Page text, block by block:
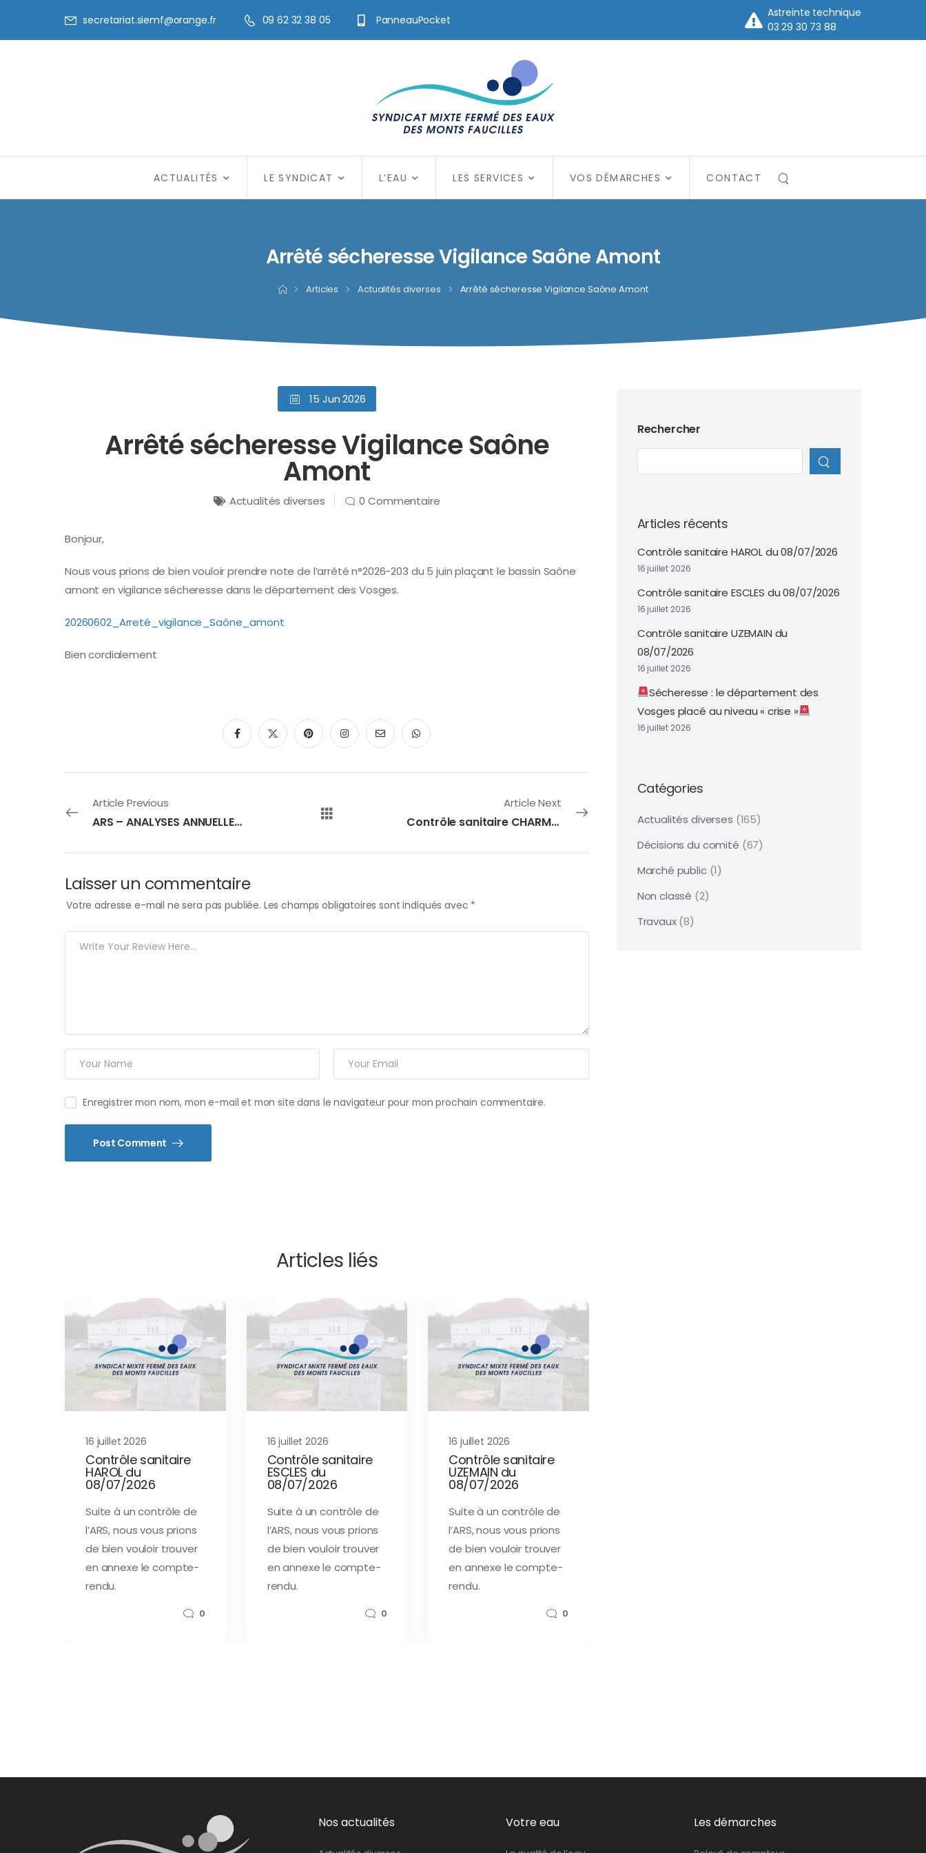
secretariat.siemf@orange.fr 09 62 32 38 05 PanneauPocket
Astreinte technique
03 29 30 73 88
ACTUALITÉS LE SYNDICAT L’EAU LES SERVICES VOS DÉMARCHES CONTACT
Arrêté sécheresse Vigilance Saône Amont
> Articles > Actualités diverses > Arrêté sécheresse Vigilance Saône Amont
Rechercher
Articles récents
Contrôle sanitaire HAROL du 08/07/2026
16 juillet 2026
Contrôle sanitaire ESCLES du 08/07/2026
16 juillet 2026
Contrôle sanitaire UZEMAIN du
08/07/2026
16 juillet 2026
Sécheresse : le département des
Vosges placé au niveau « crise »
16 juillet 2026
Catégories
Actualités diverses (165)
Décisions du comité (67)
Marché public(1)
Non classé (2)
Travaux(8)
15 Jun 2026
Arrêté sécheresse Vigilance Saône
Amont
Actualités diverses 0 Commentaire
Bonjour,
Nous vous prions de bien vouloir prendre note de l’arrêté n°2026-203 du 5 juin plaçant le bassin Saône
amont en vigilance sécheresse dans le département des Vosges.
20260602_Arreté_vigilance_Saône_amont
Bien cordialement
Article Previous
ARS – ANALYSES ANNUELLES SECTEUR HAROL
Article Next
Contrôle sanitaire CHARMOIS L’ORGUEILLEUX du 28/05/2026
Laisser un commentaire
Votre adresse e-mail ne sera pas publiée. Les champs obligatoires sont indiqués avec *
Enregistrer mon nom, mon e-mail et mon site dans le navigateur pour mon prochain commentaire.
Post Comment
Articles liés
16 juillet 2026
Contrôle sanitaire
HAROL du
08/07/2026
Suite à un contrôle de
l’ARS, nous vous prions
de bien vouloir trouver
en annexe le compte-
rendu.
0
16 juillet 2026
Contrôle sanitaire
ESCLES du
08/07/2026
Suite à un contrôle de
l’ARS, nous vous prions
de bien vouloir trouver
en annexe le compte-
rendu.
0
16 juillet 2026
Contrôle sanitaire
UZEMAIN du
08/07/2026
Suite à un contrôle de
l’ARS, nous vous prions
de bien vouloir trouver
en annexe le compte-
rendu.
0
Nos actualités Votre eau Les démarches